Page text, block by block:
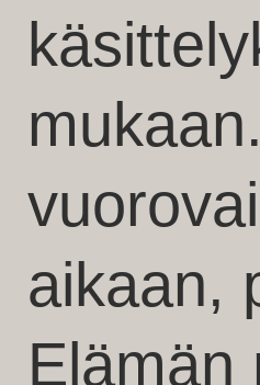
aikaan,
Elämän